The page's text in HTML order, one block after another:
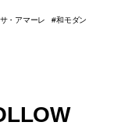
・アマーレ
和モダン